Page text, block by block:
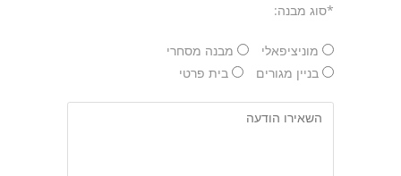
*סוג מבנה:
מוניציפאלי
מבנה מסחרי
בניין מגורים
בית פרטי